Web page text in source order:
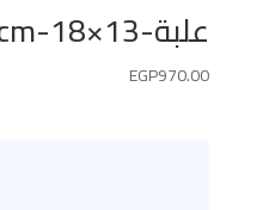
علبة-13×18-cm-ذهبي
EGP970.00